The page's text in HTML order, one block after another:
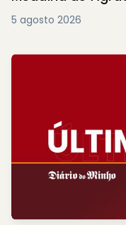
5 agosto 2026